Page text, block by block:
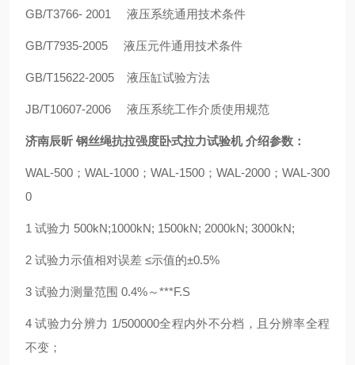
GB/T3766- 2001 液压系统通用技术条件
GB/T7935-2005 液压元件通用技术条件
GB/T15622-2005 液压缸试验方法
JB/T10607-2006 液压系统工作介质使用规范
济南辰昕 钢丝绳抗拉强度卧式拉力试验机介绍参数：
WAL-500；WAL-1000；WAL-1500；WAL-2000；WAL-300
0
1 试验力 500kN;1000kN; 1500kN; 2000kN; 3000kN;
2 试验力示值相对误差 ≤示值的±0.5%
3 试验力测量范围 0.4%～***F.S
4 试验力分辨力 1/500000全程内外不分档，且分辨率全程
不变；